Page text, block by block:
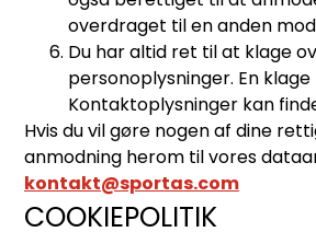
overdraget til en anden
Du har altid ret til at klage
personoplysninger. En
Kontaktoplysninger kan
Hvis du vil gøre nogen af dine
anmodning herom til vores
kontakt@sportas.com
COOKIEPOLITIK